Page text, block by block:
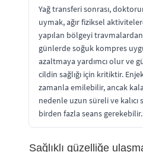
Yağ transferi sonrası,
uymak, ağır fiziksel
yapılan bölgeyi
günlerde soğuk kompres
azaltmaya yardımcı olur ve
cildin sağlığı için kritiktir.
zamanla emilebilir, ancak
nedenle uzun süreli ve
birden fazla seans gerekebilir.
Sağlıklı güzelliğe